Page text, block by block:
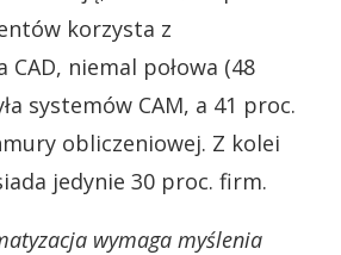
korzysta z
niemal połowa (48
systemów CAM, a 41 proc.
obliczeniowej. Z kolei
jedynie 30 proc. firm.
wymaga myślenia